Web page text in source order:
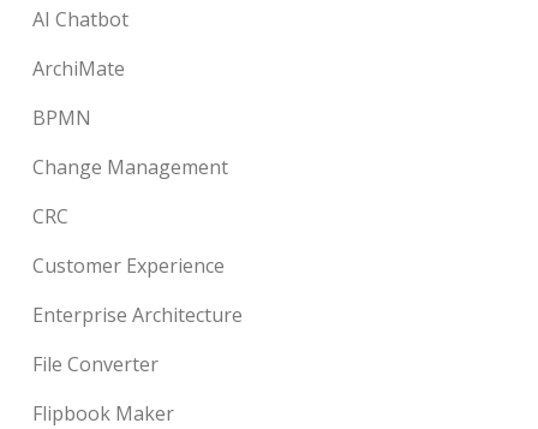
AI Chatbot
ArchiMate
BPMN
Change Management
CRC
Customer Experience
Enterprise Architecture
File Converter
Flipbook Maker